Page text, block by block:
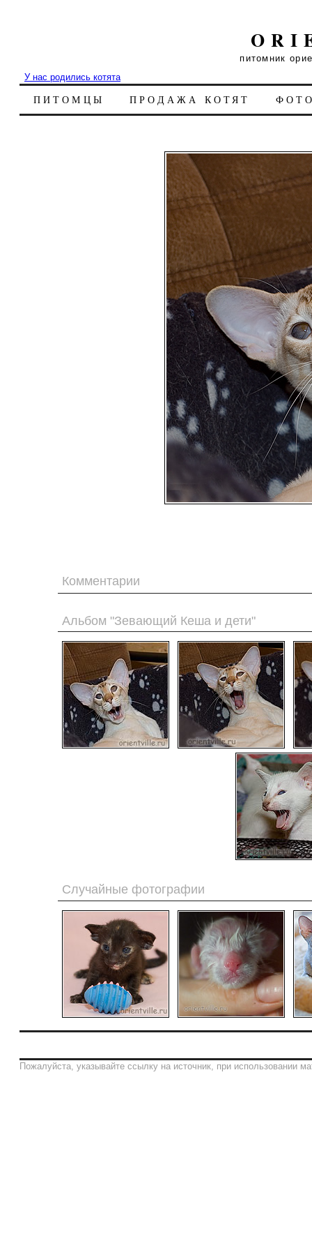
питомник
У нас родились котята
ПИТОМЦЫ ПРОДАЖА КОТЯТ
Комментарии
Альбом "Зевающий Кеша и дети"
Случайные фотографии
Пожалуйста, указывайте ссылку на источник, при использовании